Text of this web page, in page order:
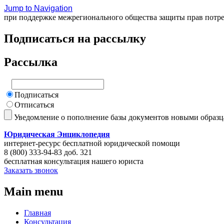
Jump to Navigation
при поддержке межрегионального общества защиты прав
Подписаться на рассылку
Рассылка
Подписаться
Отписаться
Уведомление о пополнение базы документов новыми
Юридическая Энциклопедия
интернет-ресурс бесплатной юридической помощи
8 (800) 333-94-83 доб. 321
бесплатная консультация нашего юриста
Заказать звонок
Main menu
Главная
Консультация